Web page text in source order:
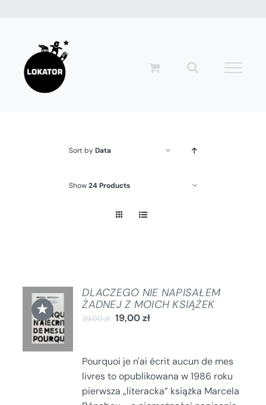
zawartości
Sort byData
Show24 Products
★
DODAJ
DO
KOSZYKA
/
SZCZEGÓŁY
DLACZEGO NIE NAPISAŁEM
ŻADNEJ Z MOICH KSIĄŻEK
29,00zł 19,00zł
Pourquoi je n'ai écrit aucun de mes
livres to opublikowana w 1986 roku
pierwsza „literacka” książka Marcela